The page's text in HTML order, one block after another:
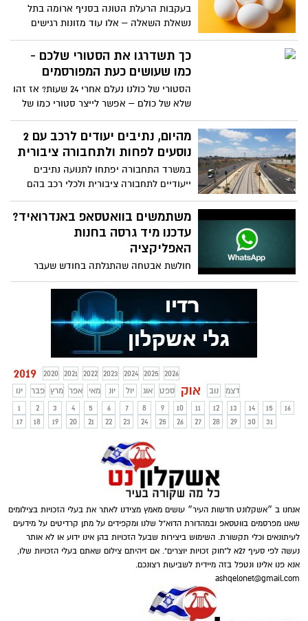
בעקבות הרעלת הטונה בסניף ארומה בתל
נשאלת השאלה – אלו עוד מזונות רגישים
מאוד לתנאים סביבתיים ועשויים להיות
מקולקלים? 5 מזונות שנמצאים בסיכון גבוה
להיווצרות הרעלת מזון כאשר תנאי
כך תשדרגו את הסטורי שלכם -
כמו שעושים כעת המפורסמים
הסטורי של כולנו נעלם אחרי 24 שעות? אז זהו
שלא של כולם – אפשר לייצר סטורי כמו של
המפורסמים באמצעות פיצ'ר ה"סטורי
היילייטס" - שמאפשר לנו להציג לראווה
סטוריז מוצלחים במיוחד, כאלה שהיו
שעדין רלוונטיים. אפשר אפילו לייצר את
ההיילייטס לפי נושאים, לתת כותרות מעניינות
ולמשוך באופן הזה עוד עוקבים לפרופיל
מהיום, נתיבים יעודים לרכב עם 2
נוסעים לפחות ולתחבורה ציבורית
במשרד התחבורה יפתחו לתנועה נתיבים
ייעודיים לתחבורה ציבורית ולכלי רכב בהם
שני נוסעים לפחות (נהג ונוסע). כמו כן, משרד
התחבורה תגבר באופן משמעותי את קווי
התחבורה הציבורית לתל אביב וממנה
רחובות, הוד השרון, ראשון לציון, נתניה,
הרצליה, רעננה וכפר סבא . מטרת המיזם היא
לעודד נוסעים לזנוח את הרכב הפרטי ולעבור
לנסיעה שיתופית ולתחבורה ציבורית
משתמשים בוואטסאפ באנדרואיד?
עדכנו מיד גרסה בחנות
האפליקציה
חולשת אבטחה שהתגלתה בחודש שעבר
ונחשפה ביממה האחרונה אפשרה לתוקפים
לשלוח למשתמשים GIF זדוני ובאמצעותו
לקבל גישה לקבצים ולהודעות שלהם
באפליקציה. וואטסאפ תיקנה את החולשה
ולא ידוע אם נעשה בה שימוש לרעה.
2019 2020 2021 2022 2023 2024 2025
2026
ינו
פבר מרץ אפר מאי יונ יול אוג ספט אוק נוב
דצמ
1
2 3 4 5 6 7 8 9 10 11 12 13 14 15
16
17
18 19 20 21 22 23 24 25 26 27 28 29 30 31
אנחנו ב ״אשקלונט חדשות העיר״ עושים מאמץ מצידנו לאתר את בעלי הזכויות בצילומים
שאנו מפרסמים בווטסאפ ובמהדורת הדוא"ל שלנו ומקפידים על מתן קרדיטים על מידעים
לעיתונאים וכלי תקשורת. השימוש ביצירות שבעל הזכויות בהן אינו ידוע או לא אותר
נעשה לפי סעיף 27א ל"חוק זכויות יוצרים". אם זיהיתם צילום שאתם בעלי הזכויות שלו,
אנא פנו אלינו ונטפל בזה מיידית לשביעות רצונכם.
ashqelonet@gmail.com